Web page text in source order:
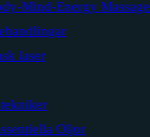
Mind-Energy Massage
laser
Oljor